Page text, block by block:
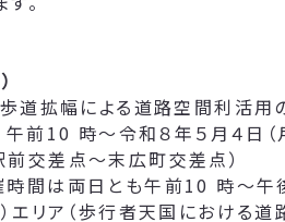
道拡幅による道路空間利活用
前10 時～令和８年５月４日（
交差点～末広町交差点）
間は両日とも午前10 時～午
エリア（歩行者天国における